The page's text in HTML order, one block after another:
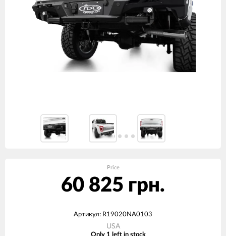
Price
60 825 грн.
Артикул: R19020NA0103
USA